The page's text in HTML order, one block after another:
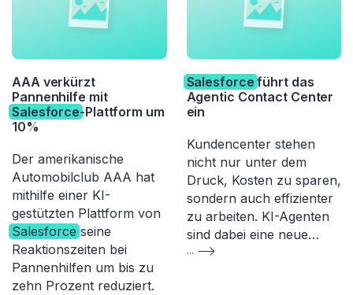
AAA verkürzt
Pannenhilfe mit
Salesforce-Plattform um
10%
Der amerikanische
Automobilclub AAA hat
mithilfe einer KI-
gestützten Plattform von
Salesforce seine
Reaktionszeiten bei
Pannenhilfen um bis zu
zehn Prozent reduziert.
Salesforce führt das
Agentic Contact Center
ein
Kundencenter stehen
nicht nur unter dem
Druck, Kosten zu sparen,
sondern auch effizienter
zu arbeiten. KI-Agenten
sind dabei eine neue…
...